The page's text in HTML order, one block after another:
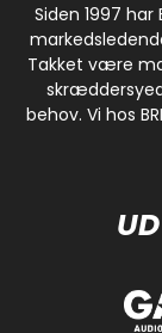
Siden 1997
Takket være
behov. Vi hos